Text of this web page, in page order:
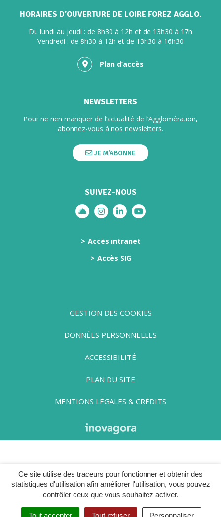
Ce site utilise des traceurs pour fonctionner et obtenir des
statistiques d'utilisation afin améliorer l'utilisation, vous pouvez
contrôler ceux que vous souhaitez activer.
Tout accepter Tout refuser Personnaliser
HORAIRES D’OUVERTURE DE LOIRE FOREZ AGGLO.
Du lundi au jeudi : de 8h30 à 12h et de 13h30 à 17h
Vendredi : de 8h30 à 12h et de 13h30 à 16h30
Plan d’accès
NEWSLETTERS
Pour ne rien manquer de l’actualité de l’Agglomération,
abonnez-vous à nos newsletters.
JE M’ABONNE
SUIVEZ-NOUS
Lien vers le compte illiwap
Lien vers le compte Instagram
Lien vers le compte
Lien vers la chaîne
Accès intranet
Accès SIG
GESTION DES COOKIES
DONNÉES PERSONNELLES
ACCESSIBILITÉ
PLAN DU SITE
MENTIONS LÉGALES & CRÉDITS